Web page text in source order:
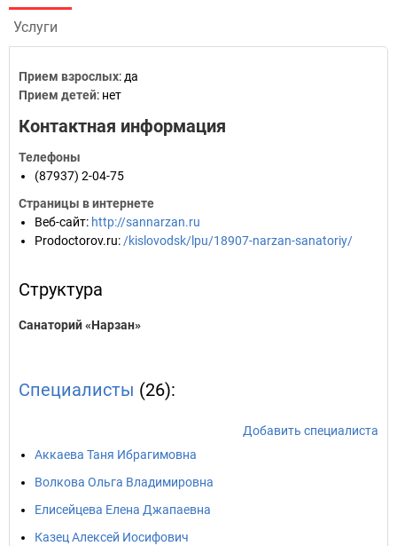
Услуги
Прием взрослых: да
Прием детей: нет
Контактная информация
Телефоны
(87937) 2-04-75
Страницы в интернете
Веб-сайт: http://sannarzan.ru
Prodoctorov.ru: /kislovodsk/lpu/18907-narzan-sanatoriy/
Структура
Санаторий «Нарзан»
Специалисты (26):
Добавить специалиста
Аккаева Таня Ибрагимовна
Волкова Ольга Владимировна
Елисейцева Елена Джапаевна
Казец Алексей Иосифович